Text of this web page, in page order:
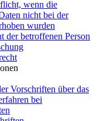
wenn die
nicht bei der
wurden
der betroffenen Person
Vorschriften über das
bei